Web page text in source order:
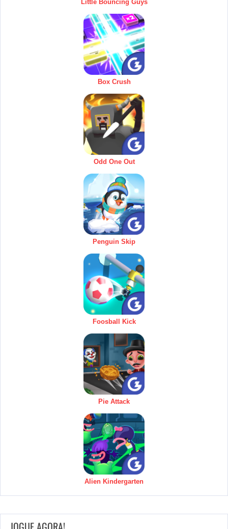
Little Bouncing Guys
Box Crush
Odd One Out
Penguin Skip
Foosball Kick
Pie Attack
Alien Kindergarten